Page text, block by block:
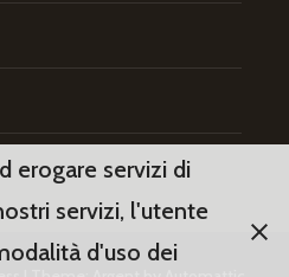
erogare servizi di
servizi, l'utente
d'uso dei